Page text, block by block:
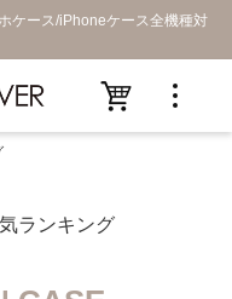
ケース/iPhoneケース全機種対
ランキング